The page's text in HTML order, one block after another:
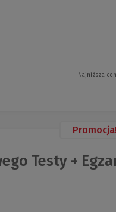
Najniższa
Promocja!
Testy +